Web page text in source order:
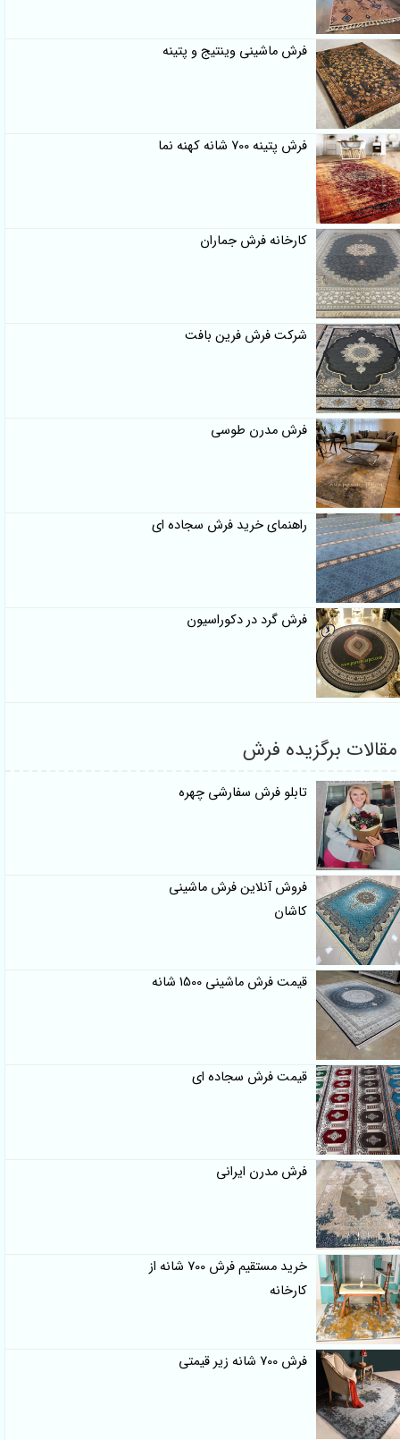
فرش ماشینی وینتیج و پتینه
فرش پتینه 700 شانه کهنه نما
کارخانه فرش جماران
شرکت فرش فرین بافت
فرش مدرن طوسی
راهنمای خرید فرش سجاده ای
فرش گرد در دکوراسیون
مقالات برگزیده فرش
تابلو فرش سفارشی چهره
فروش آنلاین فرش ماشینی
کاشان
قیمت فرش ماشینی 1500 شانه
قیمت فرش سجاده ای
فرش مدرن ایرانی
خرید مستقیم فرش 700 شانه از
کارخانه
فرش 700 شانه زیر قیمتی